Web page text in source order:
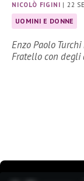
NICOLÒ FIGINI | 22
UOMINI E DONNE
Enzo Paolo
Fratello con